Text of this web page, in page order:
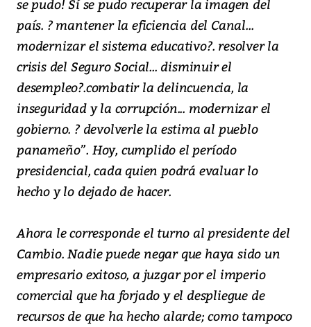
se pudo! Sí se pudo recuperar la imagen del
país. ? mantener la eficiencia del Canal...
modernizar el sistema educativo?. resolver la
crisis del Seguro Social... disminuir el
desempleo?.combatir la delincuencia, la
inseguridad y la corrupción... modernizar el
gobierno. ? devolverle la estima al pueblo
panameño”. Hoy, cumplido el período
presidencial, cada quien podrá evaluar lo
hecho y lo dejado de hacer.
Ahora le corresponde el turno al presidente del
Cambio. Nadie puede negar que haya sido un
empresario exitoso, a juzgar por el imperio
comercial que ha forjado y el despliegue de
recursos de que ha hecho alarde; como tampoco